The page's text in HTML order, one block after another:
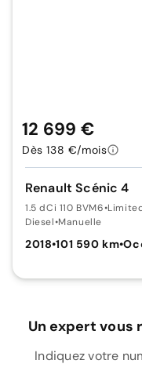
Renault Scénic 4
1.5 dCi 110 BVM6•
Diesel•Manuelle
2018•101 590 km•
12 699 €
Dès 138 €/mois
Un expert
Indiquez votre